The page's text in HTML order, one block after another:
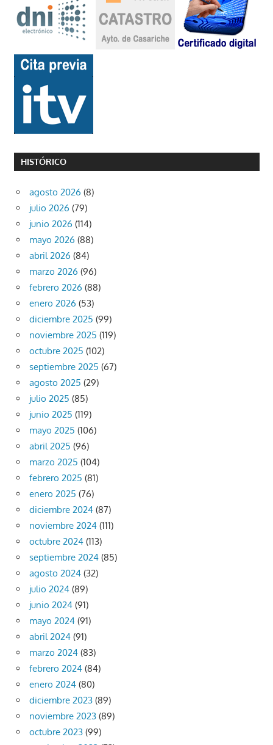
HISTÓRICO
agosto 2026 (8)
julio 2026 (79)
junio 2026 (114)
mayo 2026 (88)
abril 2026 (84)
marzo 2026 (96)
febrero 2026 (88)
enero 2026 (53)
diciembre 2025 (99)
noviembre 2025 (119)
octubre 2025 (102)
septiembre 2025 (67)
agosto 2025 (29)
julio 2025 (85)
junio 2025 (119)
mayo 2025 (106)
abril 2025 (96)
marzo 2025 (104)
febrero 2025 (81)
enero 2025 (76)
diciembre 2024 (87)
noviembre 2024 (111)
octubre 2024 (113)
septiembre 2024 (85)
agosto 2024 (32)
julio 2024 (89)
junio 2024 (91)
mayo 2024 (91)
abril 2024 (91)
marzo 2024 (83)
febrero 2024 (84)
enero 2024 (80)
diciembre 2023 (89)
noviembre 2023 (89)
octubre 2023 (99)